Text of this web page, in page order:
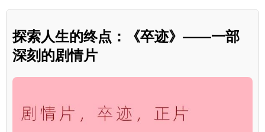
探索人生的终点：《卒迹》——一部
深刻的剧情片